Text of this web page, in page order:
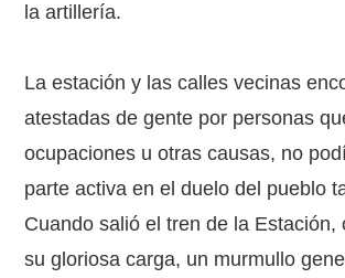
la artillería.
La estación y las calles vecinas
atestadas de gente por personas
ocupaciones u otras causas, no
parte activa en el duelo del pueblo
Cuando salió el tren de la Estación,
su gloriosa carga, un murmullo